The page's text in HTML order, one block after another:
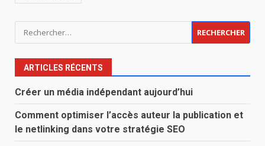
Rechercher :
ARTICLES RÉCENTS
Créer un média indépendant aujourd’hui
Comment optimiser l’accès auteur la publication et
le netlinking dans votre stratégie SEO